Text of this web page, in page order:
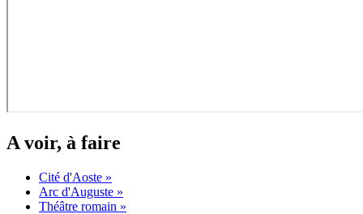
A voir, à faire
Cité d'Aoste »
Arc d'Auguste »
Théâtre romain »